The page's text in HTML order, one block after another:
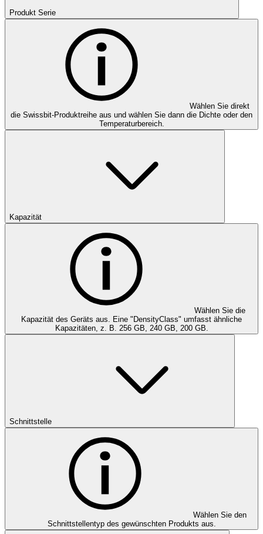
Produkt Serie
Wählen Sie direkt
die Swissbit-Produktreihe aus und wählen Sie dann die Dichte oder den
Temperaturbereich.
Kapazität
Wählen Sie die
Kapazität des Geräts aus. Eine "DensityClass" umfasst ähnliche
Kapazitäten, z. B. 256 GB, 240 GB, 200 GB.
Schnittstelle
Wählen Sie den
Schnittstellentyp des gewünschten Produkts aus.